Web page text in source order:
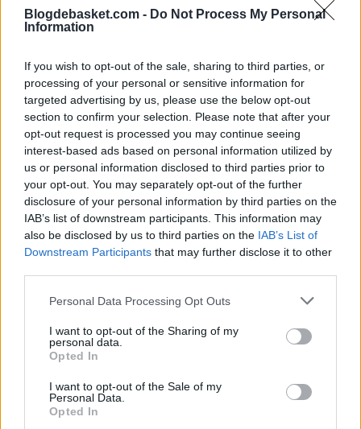
Blogdebasket.com - Do Not Process My Personal
Information
If you wish to opt-out of the sale, sharing to third parties, or
processing of your personal or sensitive information for
targeted advertising by us, please use the below opt-out
section to confirm your selection. Please note that after your
opt-out request is processed you may continue seeing
interest-based ads based on personal information utilized by
us or personal information disclosed to third parties prior to
your opt-out. You may separately opt-out of the further
disclosure of your personal information by third parties on the
IAB’s list of downstream participants. This information may
also be disclosed by us to third parties on the IAB’s List of
Downstream Participants that may further disclose it to other
Personal Data Processing Opt Outs
I want to opt-out of the Sharing of my
personal data.
Opted In
I want to opt-out of the Sale of my
Personal Data.
Opted In
— Manuel de la Torre (@manueltorresanz)December
6, 2022